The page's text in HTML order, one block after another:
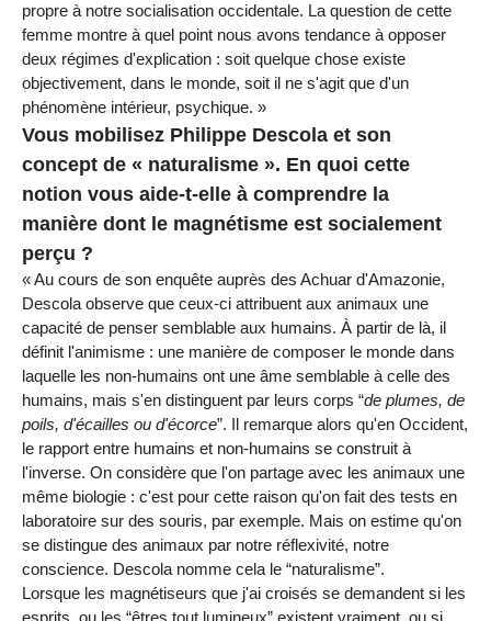
propre à notre socialisation occidentale. La question de cette
femme montre à quel point nous avons tendance à opposer
deux régimes d'explication : soit quelque chose existe
objectivement, dans le monde, soit il ne s'agit que d'un
phénomène intérieur, psychique. »
Vous mobilisez Philippe Descola et son
concept de « naturalisme ». En quoi cette
notion vous aide-t-elle à comprendre la
manière dont le magnétisme est socialement
perçu ?
« Au cours de son enquête auprès des Achuar d'Amazonie,
Descola observe que ceux-ci attribuent aux animaux une
capacité de penser semblable aux humains. À partir de là, il
définit l'animisme : une manière de composer le monde dans
laquelle les non-humains ont une âme semblable à celle des
humains, mais s'en distinguent par leurs corps “de plumes, de
poils, d'écailles ou d'écorce”. Il remarque alors qu'en Occident,
le rapport entre humains et non-humains se construit à
l'inverse. On considère que l'on partage avec les animaux une
même biologie : c'est pour cette raison qu'on fait des tests en
laboratoire sur des souris, par exemple. Mais on estime qu'on
se distingue des animaux par notre réflexivité, notre
conscience. Descola nomme cela le “naturalisme”.
Lorsque les magnétiseurs que j'ai croisés se demandent si les